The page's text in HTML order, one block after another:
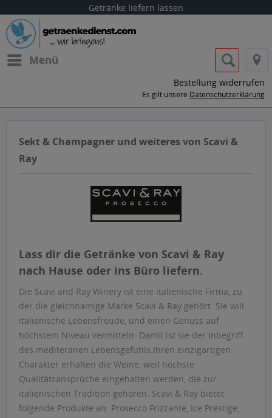
Getränke liefern lassen
Menü
Bestellung widerrufen
Es gilt unsere Datenschutzerklärung
Sekt & Champagner und weiteres von Scavi &
Ray
Lass dir die Getränke von Scavi & Ray
nach Hause oder ins Büro liefern.
Die Scavi and Ray Winery ist eine italienische Firma, zu
der die gleichnamige Marke Scavi & Ray gehört. Sie will
italienische Lebensfreude, und einen Genuss auf
höchstem Niveau vermitteln. Damit ist sie der Inbegriff
des mediteranen Lebensgefühls.Ihren einzigartigen
Charakter erhalten die Weine, weil höchste
Qualitätsansprüche eingehalten werden, die zur
italienischen Tradition gehören. Scavi & Ray bietet
folgende Produkte an: Prosecco Frizzante, Ice Prestige,